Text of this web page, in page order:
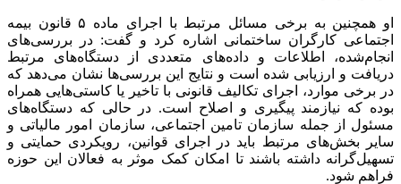
او همچنین به برخی مسائل مرتبط با اجرای ماده ۵ قانون بیمه
اجتماعی کارگران ساختمانی اشاره کرد و گفت: در بررسی‌های
انجام‌شده، اطلاعات و داده‌های متعددی از دستگاه‌های مرتبط
دریافت و ارزیابی شده است و نتایج این بررسی‌ها نشان می‌دهد که
در برخی موارد، اجرای تکالیف قانونی با تاخیر یا کاستی‌هایی همراه
بوده که نیازمند پیگیری و اصلاح است. در حالی که دستگاه‌های
مسئول از جمله سازمان تامین اجتماعی، سازمان امور مالیاتی و
سایر بخش‌های مرتبط باید در اجرای قوانین، رویکردی حمایتی و
تسهیل‌گرانه داشته باشند تا امکان کمک موثر به فعالان این حوزه
فراهم شود.